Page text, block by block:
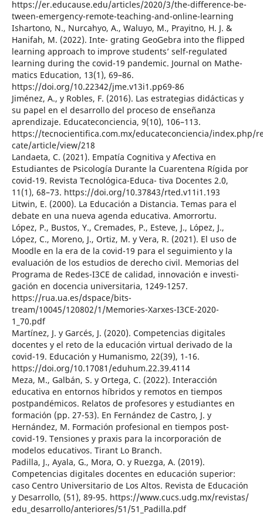
https://er.educause.edu/articles/2020/3/the-difference-be-
tween-emergency-remote-teaching-and-online-learning
Ishartono, N., Nurcahyo, A., Waluyo, M., Prayitno, H. J. &
Hanifah, M. (2022). Inte- grating GeoGebra into the flipped
learning approach to improve students’ self-regulated
learning during the covid-19 pandemic. Journal on Mathe-
matics Education, 13(1), 69–86.
https://doi.org/10.22342/jme.v13i1.pp69-86
Jiménez, A., y Robles, F. (2016). Las estrategias didácticas y
su papel en el desarrollo del proceso de enseñanza
aprendizaje. Educateconciencia, 9(10), 106–113.
https://tecnocientifica.com.mx/educateconciencia/index.php/
cate/article/view/218
Landaeta, C. (2021). Empatía Cognitiva y Afectiva en
Estudiantes de Psicología Durante la Cuarentena Rígida por
covid-19. Revista Tecnológica-Educa- tiva Docentes 2.0,
11(1), 68–73. https://doi.org/10.37843/rted.v11i1.193
Litwin, E. (2000). La Educación a Distancia. Temas para el
debate en una nueva agenda educativa. Amorrortu.
López, P., Bustos, Y., Cremades, P., Esteve, J., López, J.,
López, C., Moreno, J., Ortiz, M. y Vera, R. (2021). El uso de
Moodle en la era de la covid-19 para el seguimiento y la
evaluación de los estudios de derecho civil. Memorias del
Programa de Redes-I3CE de calidad, innovación e investi-
gación en docencia universitaria, 1249-1257.
https://rua.ua.es/dspace/bits-
tream/10045/120802/1/Memories-Xarxes-I3CE-2020-
1_70.pdf
Martínez, J. y Garcés, J. (2020). Competencias digitales
docentes y el reto de la educación virtual derivado de la
covid-19. Educación y Humanismo, 22(39), 1-16.
https://doi.org/10.17081/eduhum.22.39.4114
Meza, M., Galbán, S. y Ortega, C. (2022). Interacción
educativa en entornos híbridos y remotos en tiempos
postpandémicos. Relatos de profesores y estudiantes en
formación (pp. 27-53). En Fernández de Castro, J. y
Hernández, M. Formación profesional en tiempos post-
covid-19. Tensiones y praxis para la incorporación de
modelos educativos. Tirant Lo Branch.
Padilla, J., Ayala, G., Mora, O. y Ruezga, A. (2019).
Competencias digitales docentes en educación superior:
caso Centro Universitario de Los Altos. Revista de Educación
y Desarrollo, (51), 89-95. https://www.cucs.udg.mx/revistas/
edu_desarrollo/anteriores/51/51_Padilla.pdf